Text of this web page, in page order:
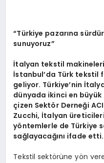
“Türkiye pazarına
sunuyoruz”
İtalyan tekstil
İstanbul’da Türk tekstil
geliyor. Türkiye’nin
dünyada ikinci en büyük
çizen Sektör Derneği
Zucchi, İtalyan
yöntemlerle de Türkiye
sağlayacağını ifade etti.
Tekstil sektörüne yön